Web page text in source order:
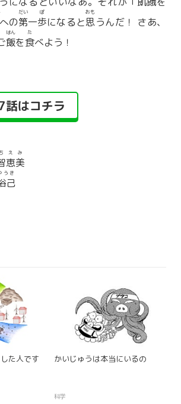
への第
だい
一歩
ぽ
になると思
おも
うんだ！ さあ、
飯
はん
を食
た
べよう！
話はコチラ
恵美
ちえみ
己
うき
た人です
かいじゅうは本当にいるの
科学